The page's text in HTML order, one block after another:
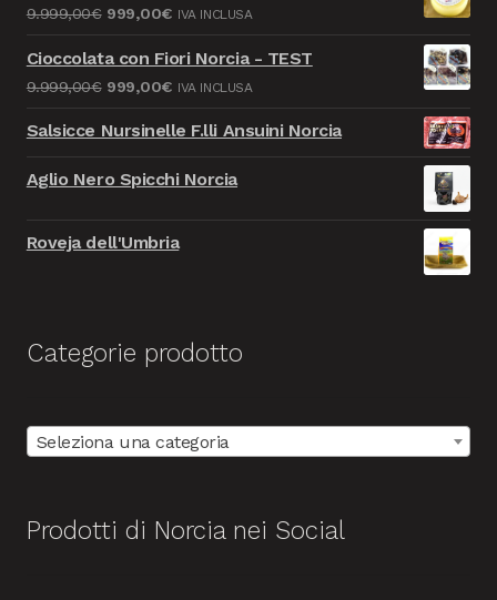
9.999,00€ Il
originale
era:
9.999,00€.
999,00€Il
attuale
è:
999,00€.
IVA INCLUSA
Cioccolata con Fiori Norcia - TEST
9.999,00€ Il
originale
9.999,00€.
999,00€Il
attuale
IVA INCLUSA
Salsicce Nursinelle F.lli Ansuini Norcia
Aglio Nero Spicchi Norcia
Roveja dell'Umbria
Categorie prodotto
Seleziona una categoria
Prodotti di Norcia nei Social